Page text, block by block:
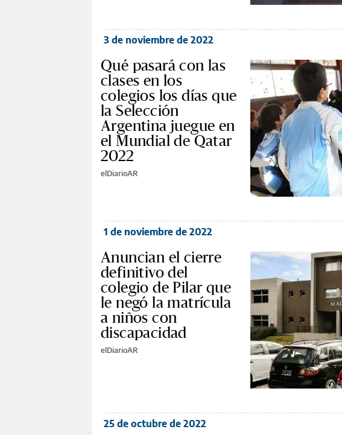
3 de noviembre de 2022
Qué pasará con las
clases en los
colegios los días que
la Selección
Argentina juegue en
el Mundial de Qatar
2022
elDiarioAR
1 de noviembre de 2022
Anuncian el cierre
definitivo del
colegio de Pilar que
le negó la matrícula
a niños con
discapacidad
elDiarioAR
25 de octubre de 2022